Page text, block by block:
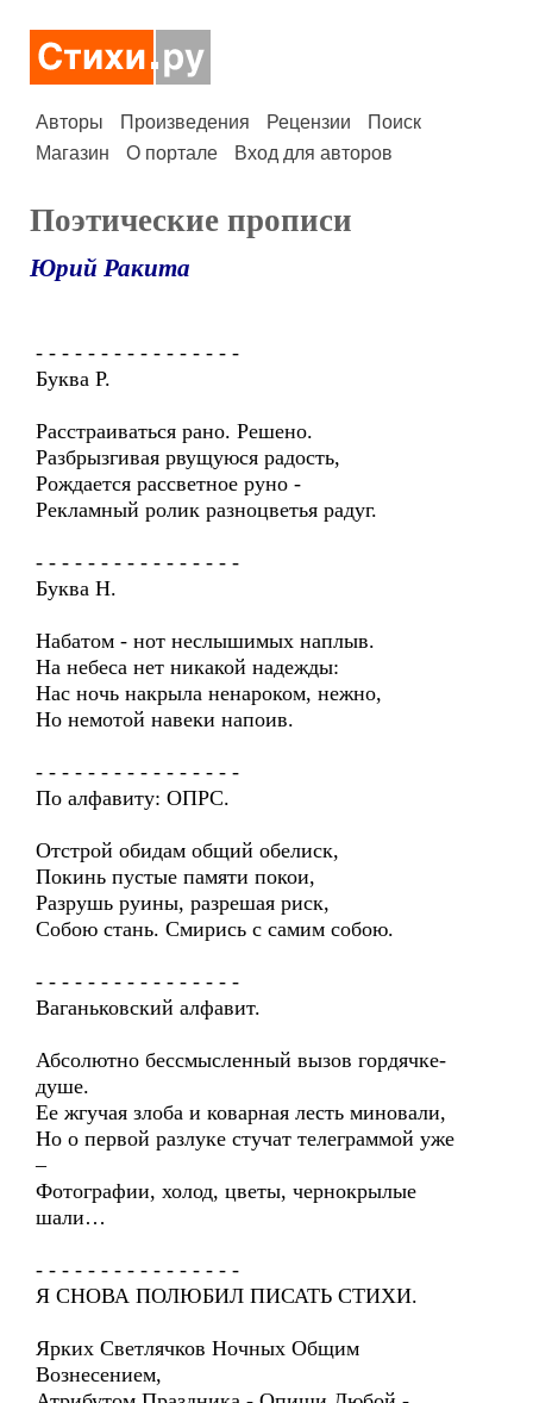
Авторы Произведения Рецензии
Поиск
Магазин
О портале Вход для авторов
Поэтические прописи
Юрий Ракита
- - - - - - - - - - - - - - - -
Буква Р.
Расстраиваться рано. Решено.
Разбрызгивая рвущуюся радость,
Рождается рассветное руно -
Рекламный ролик разноцветья радуг.
- - - - - - - - - - - - - - - -
Буква Н.
Набатом - нот неслышимых наплыв.
На небеса нет никакой надежды:
Нас ночь накрыла ненароком, нежно,
Но немотой навеки напоив.
- - - - - - - - - - - - - - - -
По алфавиту: ОПРС.
Отстрой обидам общий обелиск,
Покинь пустые памяти покои,
Разрушь руины, разрешая риск,
Собою стань. Смирись с самим собою.
- - - - - - - - - - - - - - - -
Ваганьковский алфавит.
Абсолютно бессмысленный вызов гордячке-
душе.
Ее жгучая злоба и коварная лесть миновали,
Но о первой разлуке стучат телеграммой уже
–
Фотографии, холод, цветы, чернокрылые
шали…
- - - - - - - - - - - - - - - -
Я СНОВА ПОЛЮБИЛ ПИСАТЬ СТИХИ.
Ярких Светлячков Ночных Общим
Вознесением,